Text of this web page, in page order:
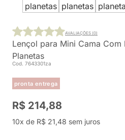
Lençol para Mini Cama Com
Planetas
Cod. 7643301za
pronta entrega
AVALIAÇÕES (0)
R$ 214,88
10x de R$ 21,48 sem juros